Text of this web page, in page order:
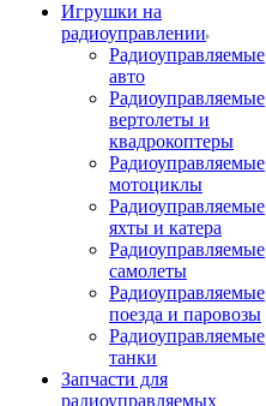
Игрушки на
радиоуправлении
Радиоуправляемые
авто
Радиоуправляемые
вертолеты и
квадрокоптеры
Радиоуправляемые
мотоциклы
Радиоуправляемые
яхты и катера
Радиоуправляемые
самолеты
Радиоуправляемые
поезда и паровозы
Радиоуправляемые
танки
Запчасти для
радиоуправляемых